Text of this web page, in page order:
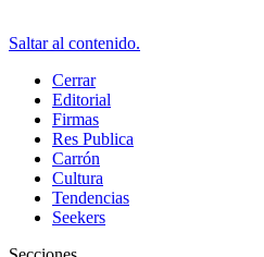
Saltar al contenido.
Cerrar
Editorial
Firmas
Res Publica
Carrón
Cultura
Tendencias
Seekers